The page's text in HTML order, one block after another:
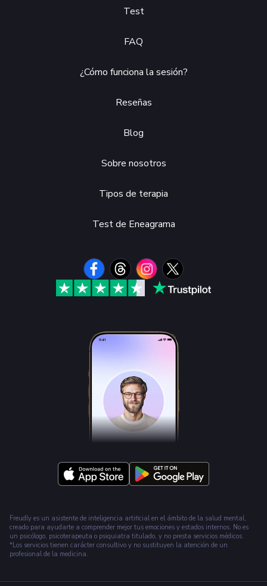
Test
FAQ
¿Cómo funciona la sesión?
Reseñas
Blog
Sobre nosotros
Tipos de terapia
Test de Eneagrama
Freudly es un asistente de inteligencia artificial en el ámbito de la salud mental,
creado para ayudarte a comprender mejor tus emociones y estados internos. No es
un psicólogo, psicoterapeuta o psiquiatra titulado, y no presta servicios médicos.
*Los servicios tienen carácter consultivo y no sustituyen la atención de un
profesional de la medicina.